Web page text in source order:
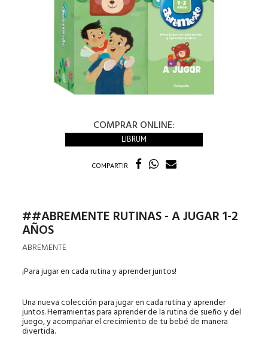
COMPRAR ONLINE:
LIBRUM
COMPARTIR
##ABREMENTE RUTINAS - A JUGAR 1-2
AÑOS
ABREMENTE
¡Para jugar en cada rutina y aprender juntos!
Una nueva colección para jugar en cada rutina y aprender
juntos. Herramientas para aprender de la rutina de sueño y del
juego, y acompañar el crecimiento de tu bebé de manera
divertida.